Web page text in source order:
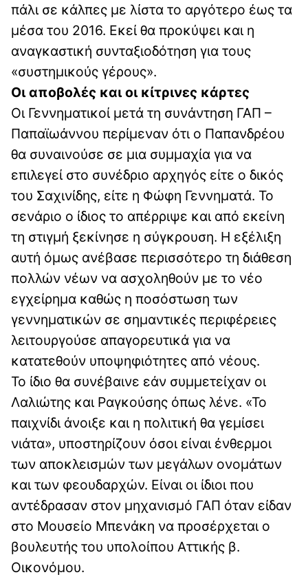
πάλι σε κάλπες με λίστα το αργότερο έως τα
μέσα του 2016. Εκεί θα προκύψει και η
αναγκαστική συνταξιοδότηση για τους
«συστημικούς γέρους».
Οι αποβολές και οι κίτρινες κάρτες
Οι Γεννηματικοί μετά τη συνάντηση ΓΑΠ –
Παπαϊωάννου περίμεναν ότι ο Παπανδρέου
θα συναινούσε σε μια συμμαχία για να
επιλεγεί στο συνέδριο αρχηγός είτε ο δικός
του Σαχινίδης, είτε η Φώφη Γεννηματά. Το
σενάριο ο ίδιος το απέρριψε και από εκείνη
τη στιγμή ξεκίνησε η σύγκρουση. Η εξέλιξη
αυτή όμως ανέβασε περισσότερο τη διάθεση
πολλών νέων να ασχοληθούν με το νέο
εγχείρημα καθώς η ποσόστωση των
γεννηματικών σε σημαντικές περιφέρειες
λειτουργούσε απαγορευτικά για να
κατατεθούν υποψηφιότητες από νέους.
Το ίδιο θα συνέβαινε εάν συμμετείχαν οι
Λαλιώτης και Ραγκούσης όπως λένε. «Το
παιχνίδι άνοιξε και η πολιτική θα γεμίσει
νιάτα», υποστηρίζουν όσοι είναι ένθερμοι
των αποκλεισμών των μεγάλων ονομάτων
και των φεουδαρχών. Είναι οι ίδιοι που
αντέδρασαν στον μηχανισμό ΓΑΠ όταν είδαν
στο Μουσείο Μπενάκη να προσέρχεται ο
βουλευτής του υπολοίπου Αττικής β.
Οικονόμου.